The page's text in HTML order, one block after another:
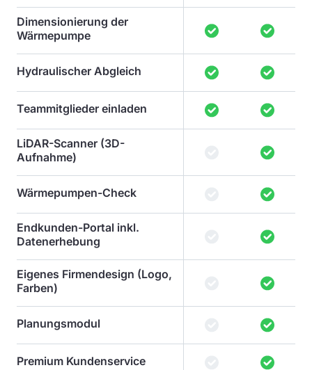
Dimensionierung der
Wärmepumpe
Hydraulischer Abgleich
Teammitglieder einladen
LiDAR-Scanner (3D-
Aufnahme)
Wärmepumpen-Check
Endkunden-Portal inkl.
Datenerhebung
Eigenes Firmendesign (Logo,
Farben)
Planungsmodul
Premium Kundenservice